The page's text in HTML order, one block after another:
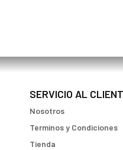
SERVICIO AL
Nosotros
Terminos y Condiciones
Tienda